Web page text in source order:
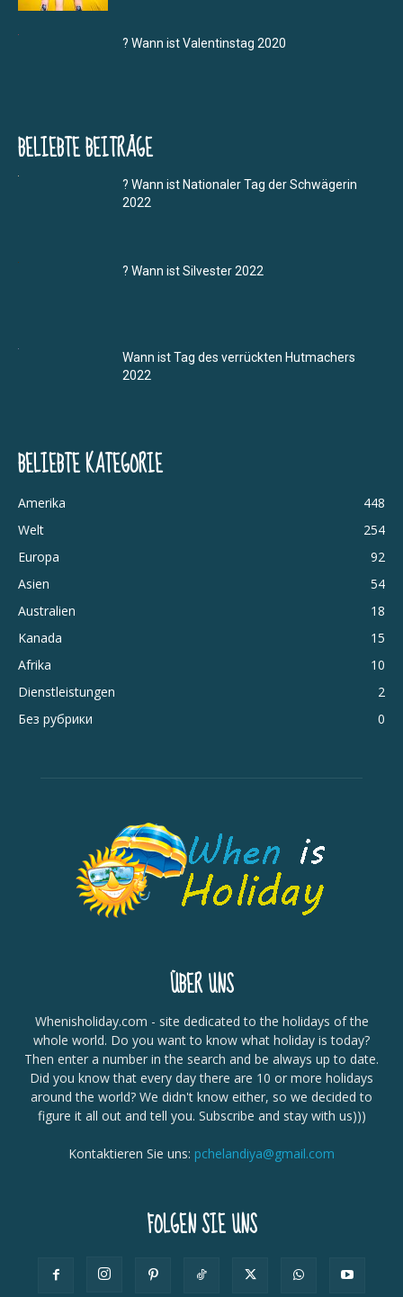
? Wann ist Valentinstag 2020
BELIEBTE BEITRÄGE
? Wann ist Nationaler Tag der Schwägerin
2022
? Wann ist Silvester 2022
Wann ist Tag des verrückten Hutmachers
2022
BELIEBTE KATEGORIE
Amerika
448
Welt
254
Europa
92
Asien
54
Australien
18
Kanada
15
Afrika
10
Dienstleistungen
2
Без рубрики
0
ÜBER UNS
Whenisholiday.com - site dedicated to the holidays of the
whole world. Do you want to know what holiday is today?
Then enter a number in the search and be always up to date.
Did you know that every day there are 10 or more holidays
around the world? We didn't know either, so we decided to
figure it all out and tell you. Subscribe and stay with us)))
Kontaktieren Sie uns: pchelandiya@gmail.com
FOLGEN SIE UNS